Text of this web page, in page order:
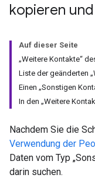
kopieren
Auf dieser Seite
„Weitere Kontakte“
Liste der geänderten
Einen „Sonstigen
In den „Weitere
Nachdem Sie die
Verwendung der
Daten vom Typ
darin suchen.